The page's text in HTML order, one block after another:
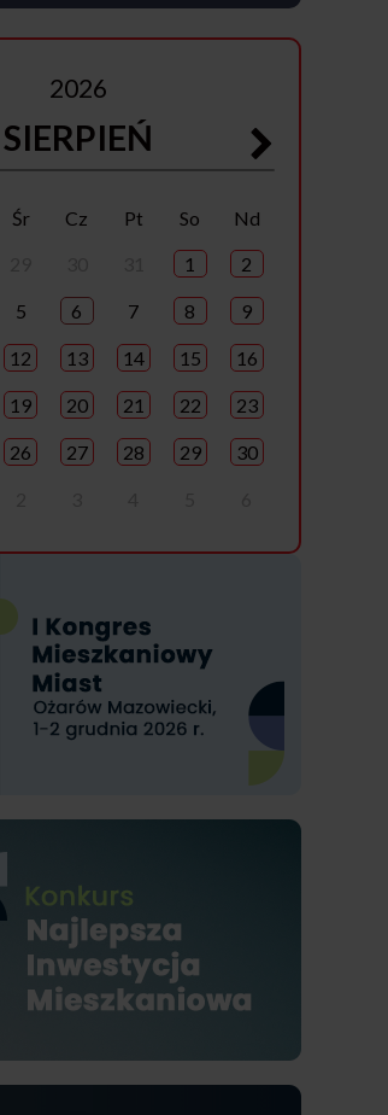
2026
SIERPIEŃ
Śr Cz Pt So
Nd
1 2
5 6 7 8 9
12 13 14 15 16
19 20 21 22 23
26 27 28 29 30